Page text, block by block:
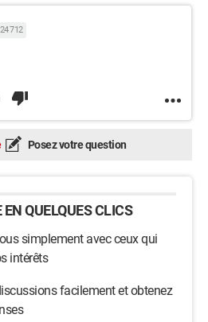
24 712
Posez votre question
QUELQUES CLICS
simplement avec ceux qui
intérêts
facilement et obtenez